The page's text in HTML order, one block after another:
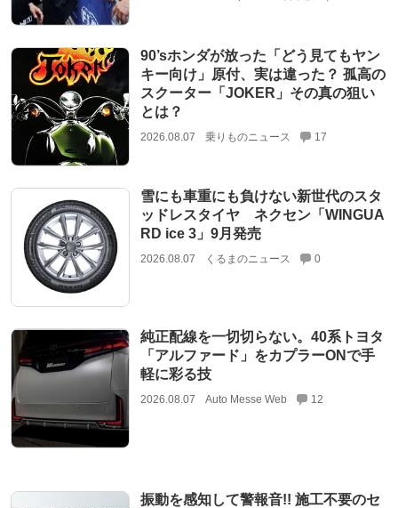
90’sホンダが放った「どう見てもヤン
キー向け」原付、実は違った？ 孤高の
スクーター「JOKER」その真の狙い
とは？
2026.08.07 乗りものニュース 17
雪にも車重にも負けない新世代のスタ
ッドレスタイヤ ネクセン「WINGUA
RD ice 3」9月発売
2026.08.07 くるまのニュース 0
純正配線を一切切らない。40系トヨタ
「アルファード」をカプラーONで手
軽に彩る技
2026.08.07 Auto Messe Web 12
振動を感知して警報音!! 施工不要のセ